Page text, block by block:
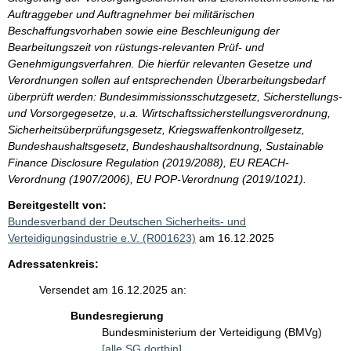
Auftraggeber und Auftragnehmer bei militärischen
Beschaffungsvorhaben sowie eine Beschleunigung der
Bearbeitungszeit von rüstungs-relevanten Prüf- und
Genehmigungsverfahren. Die hierfür relevanten Gesetze und
Verordnungen sollen auf entsprechenden Überarbeitungsbedarf
überprüft werden: Bundesimmissionsschutzgesetz, Sicherstellungs-
und Vorsorgegesetze, u.a. Wirtschaftssicherstellungsverordnung,
Sicherheitsüberprüfungsgesetz, Kriegswaffenkontrollgesetz,
Bundeshaushaltsgesetz, Bundeshaushaltsordnung, Sustainable
Finance Disclosure Regulation (2019/2088), EU REACH-
Verordnung (1907/2006), EU POP-Verordnung (2019/1021).
Bereitgestellt von:
Bundesverband der Deutschen Sicherheits- und
Verteidigungsindustrie e.V. (R001623) am 16.12.2025
Adressatenkreis:
Versendet am 16.12.2025 an:
Bundesregierung
Bundesministerium der Verteidigung (BMVg)